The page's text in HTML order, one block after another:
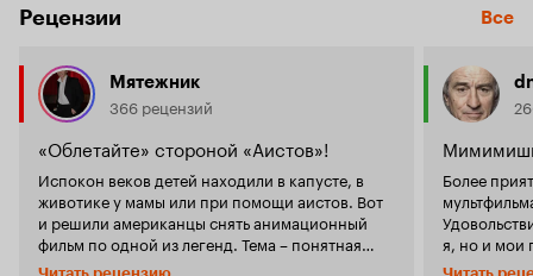
Рецензии Все
Мятежник
366 рецензий
«Облетайте» стороной «Аистов»!
Испокон веков детей находили в капусте, в
животике у мамы или при помощи аистов. Вот
и решили американцы снять анимационный
фильм по одной из легенд. Тема – понятная
всем, версия появления детей – тоже. В
Более
я, но и мои